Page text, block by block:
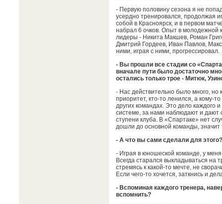
- Первую половину сезона я не
усердно тренировался, продолжая
собой в Красноярск, и в первом
набрал 6 очков. Опыт в молодежной
лидеры - Никита Макшев, Роман
Дмитрий Гордеев, Иван Павлов,
ними, играя с ними, прогрессировал.
- Вы прошли все стадии со
вначале пути было достаточно
остались только трое - Митюк,
- Нас действительно было много, но
приоритет, кто-то ленился, а кому-
других командах. Это дело каждого
системе, за нами наблюдают и дают
ступени клуба. В «Спартаке» нет
дошли до основной команды,
- А что вы сами сделали для этого?
- Играя в юношеской команде, у
Всегда старался выкладываться на
стремясь к какой-то мечте, не
Если чего-то хочется, заткнись и
- Вспоминая каждого тренера,
вспомнить?